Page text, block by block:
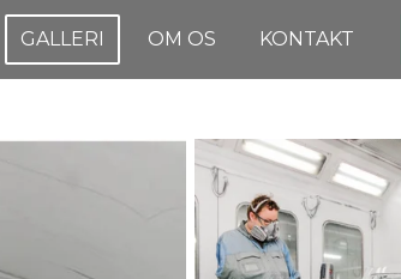
GALLERI OM OS KONTAKT